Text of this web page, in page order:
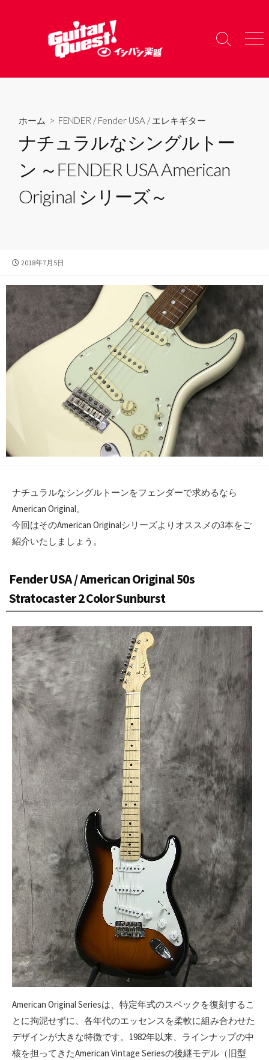
へ
検
り
メ
ー
ホーム > FENDER /Fender USA /エレキギター
ナチュラルなシングルトー
ン ～FENDER USA American
Original シリーズ～
公
日
2018年7月5日
ナチュラルなシングルトーンをフェンダーで求めるなら
American Original。
今回はそのAmerican Originalシリーズよりオススメの3本をご
紹介いたしましょう。
Fender USA / American Original 50s
Stratocaster 2 Color Sunburst
American Original Seriesは、特定年式のスペックを復刻するこ
とに拘泥せずに、各年代のエッセンスを柔軟に組み合わせた
デザインが大きな特徴です。1982年以来、ラインナップの中
核を担ってきたAmerican Vintage Seriesの後継モデル（旧型